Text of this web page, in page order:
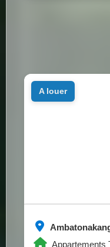
Appartements
a louer